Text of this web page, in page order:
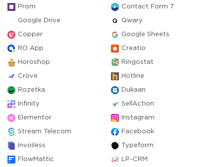
Prom Contact Form 7
Google Drive Qwary
Copper Google Sheets
RO App Creatio
Horoshop Ringostat
Crove Hotline
Rozetka Dukaan
Infinity SellAction
Elementor Instagram
Stream Telecom Facebook
Invoiless Typeform
FlowMattic LP-CRM